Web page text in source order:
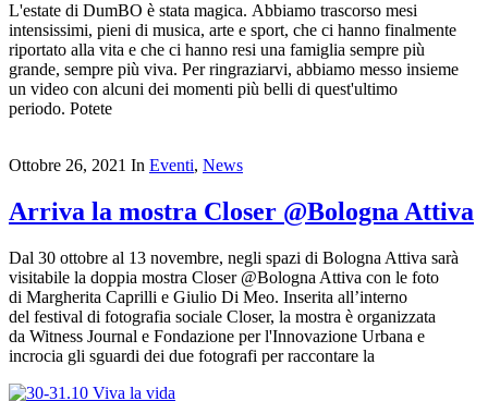
L'estate di DumBO è stata magica. Abbiamo trascorso mesi
intensissimi, pieni di musica, arte e sport, che ci hanno finalmente
riportato alla vita e che ci hanno resi una famiglia sempre più
grande, sempre più viva. Per ringraziarvi, abbiamo messo insieme
un video con alcuni dei momenti più belli di quest'ultimo
periodo. Potete
Ottobre 26, 2021 In Eventi, News
Arriva la mostra Closer @Bologna Attiva
Dal 30 ottobre al 13 novembre, negli spazi di Bologna Attiva sarà
visitabile la doppia mostra Closer @Bologna Attiva con le foto
di Margherita Caprilli e Giulio Di Meo. Inserita all’interno
del festival di fotografia sociale Closer, la mostra è organizzata
da Witness Journal e Fondazione per l'Innovazione Urbana e
incrocia gli sguardi dei due fotografi per raccontare la